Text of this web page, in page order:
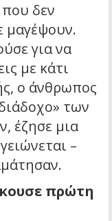
δεν
μαγέψουν.
για να
με κάτι
ο άνθρωπος
των
έζησε μια
–
πρώτη